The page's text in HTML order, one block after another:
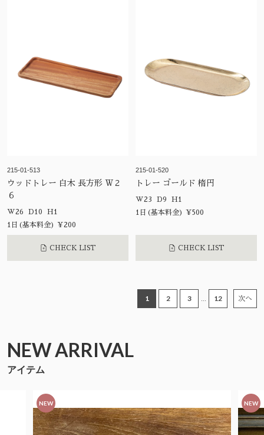
215-01-513
ウッドトレー 白木 長方形 Ｗ２
６
W26 D10 H1
1日(基本料金) ¥200
CHECK LIST
215-01-520
トレー ゴールド 楕円
W23 D9 H1
1日(基本料金) ¥500
CHECK LIST
1 2 3 ... 12 次へ
NEW ARRIVAL
アイテム
NEW NEW